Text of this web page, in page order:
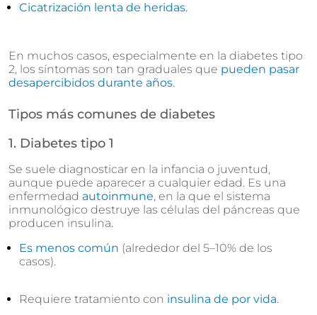
Cicatrización lenta de heridas.
En muchos casos, especialmente en la diabetes tipo
2, los síntomas son tan graduales que pueden pasar
desapercibidos durante años.
Tipos más comunes de diabetes
1. Diabetes tipo 1
Se suele diagnosticar en la infancia o juventud,
aunque puede aparecer a cualquier edad. Es una
enfermedad autoinmune, en la que el sistema
inmunológico destruye las células del páncreas que
producen insulina.
Es menos común (alrededor del 5–10% de los
casos).
Requiere tratamiento con insulina de por vida.